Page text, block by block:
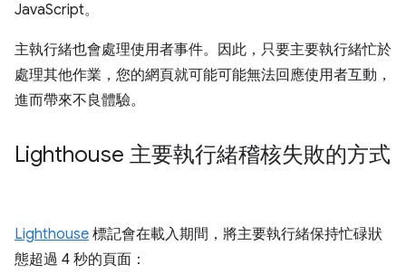
JavaScript。
主執行緒也會處理使用者事件。因此，只要主要執行緒忙於
處理其他作業，您的網頁就可能可能無法回應使用者互動，
進而帶來不良體驗。
Lighthouse 主要執行緒稽核失敗的方式
Lighthouse 標記會在載入期間，將主要執行緒保持忙碌狀
態超過 4 秒的頁面：